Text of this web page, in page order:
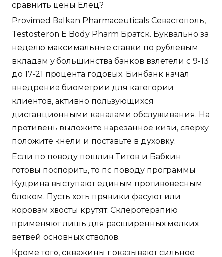
сравнить цены Елец?
Provimed Balkan Pharmaceuticals Севастополь,
Testosteron E Body Pharm Братск. Буквально за
неделю максимальные ставки по рублевым
вкладам у большинства банков взлетели с 9-13
до 17-21 процента годовых. Бинбанк начал
внедрение биометрии для категории
клиентов, активно пользующихся
дистанционными каналами обслуживания. На
противень выложите нарезанное киви, сверху
положите кнели и поставьте в духовку.
Если по поводу пошлин Титов и Бабкин
готовы поспорить, то по поводу программы
Кудрина выступают единым противовесным
блоком. Пусть хоть пряники фасуют или
коровам хвосты крутят. Склеротерапию
применяют лишь для расширенных мелких
ветвей основных стволов.
Кроме того, скважины показывают сильное